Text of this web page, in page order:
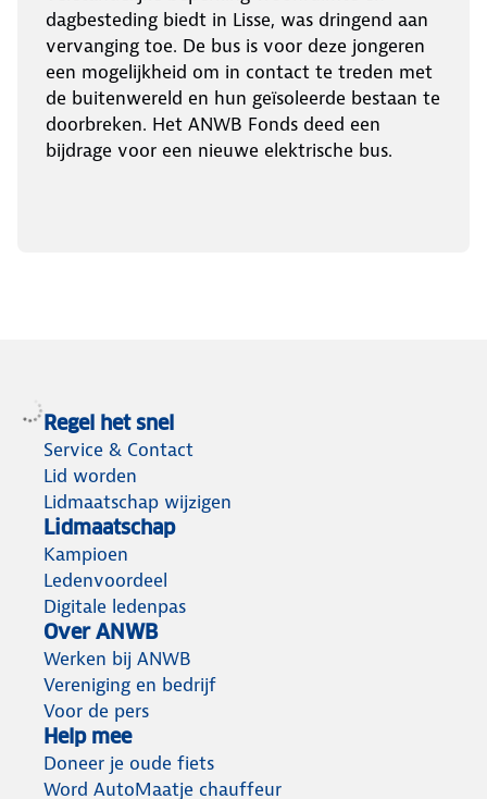
dagbesteding biedt in Lisse, was dringend aan
vervanging toe. De bus is voor deze jongeren
een mogelijkheid om in contact te treden met
de buitenwereld en hun geïsoleerde bestaan te
doorbreken. Het ANWB Fonds deed een
bijdrage voor een nieuwe elektrische bus.
Regel het snel
Service & Contact
Lid worden
Lidmaatschap wijzigen
Lidmaatschap
Kampioen
Ledenvoordeel
Digitale ledenpas
Over ANWB
Werken bij ANWB
Vereniging en bedrijf
Voor de pers
Help mee
Doneer je oude fiets
Word AutoMaatje chauffeur